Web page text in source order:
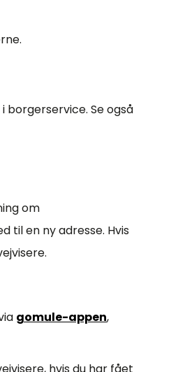
Se også
om
til en ny adresse. Hvis
gomule-appen,
hvis du har fået